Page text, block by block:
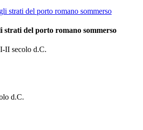
strati del porto romano sommerso
II secolo d.C.
d.C.